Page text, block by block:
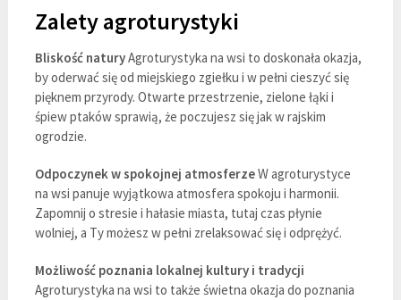
Zalety agroturystyki
Bliskość naturyAgroturystyka na wsi to doskonała okazja,
by oderwać się od miejskiego zgiełku i w pełni cieszyć się
pięknem przyrody. Otwarte przestrzenie, zielone łąki i
śpiew ptaków sprawią, że poczujesz się jak w rajskim
ogrodzie.
Odpoczynek w spokojnej atmosferzeW agroturystyce
na wsi panuje wyjątkowa atmosfera spokoju i harmonii.
Zapomnij o stresie i hałasie miasta, tutaj czas płynie
wolniej, a Ty możesz w pełni zrelaksować się i odprężyć.
Możliwość poznania lokalnej kultury i tradycji
Agroturystyka na wsi to także świetna okazja do poznania